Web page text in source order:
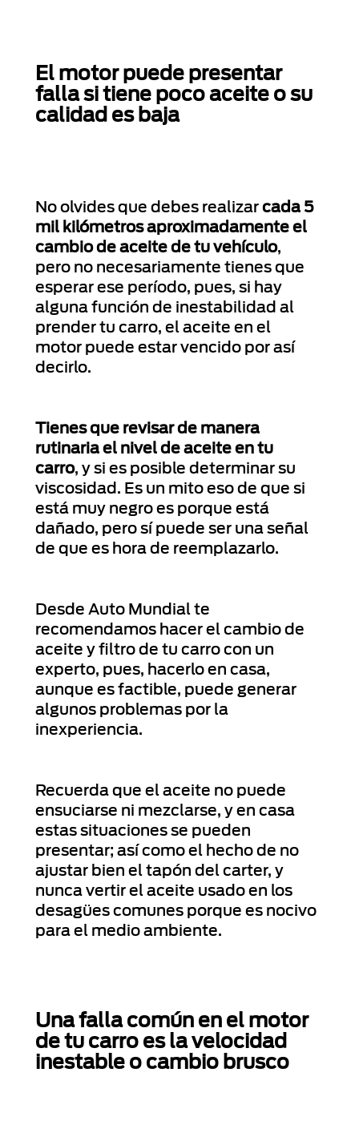
El motor puede presentar
falla si tiene poco aceite o su
calidad es baja
No olvides que debes realizar cada 5
mil kilómetros aproximadamente el
cambio de aceite de tu vehículo,
pero no necesariamente tienes que
esperar ese período, pues, si hay
alguna función de inestabilidad al
prender tu carro, el aceite en el
motor puede estar vencido por así
decirlo.
Tienes que revisar de manera
rutinaria el nivel de aceite en tu
carro, y si es posible determinar su
viscosidad. Es un mito eso de que si
está muy negro es porque está
dañado, pero sí puede ser una señal
de que es hora de reemplazarlo.
Desde Auto Mundial te
recomendamos hacer el cambio de
aceite y filtro de tu carro con un
experto, pues, hacerlo en casa,
aunque es factible, puede generar
algunos problemas por la
inexperiencia.
Recuerda que el aceite no puede
ensuciarse ni mezclarse, y en casa
estas situaciones se pueden
presentar; así como el hecho de no
ajustar bien el tapón del carter, y
nunca vertir el aceite usado en los
desagües comunes porque es nocivo
para el medio ambiente.
Una falla común en el motor
de tu carro es la velocidad
inestable o cambio brusco